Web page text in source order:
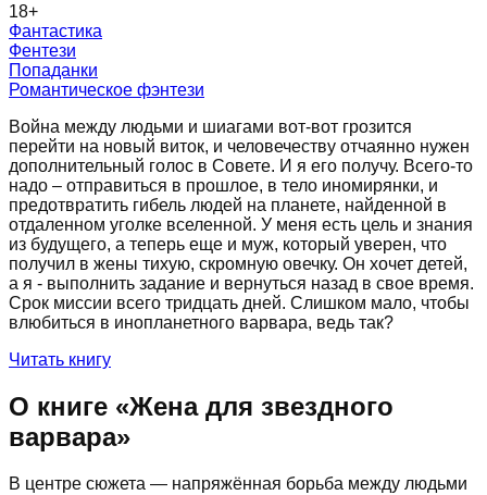
18+
Фантастика
Фентези
Попаданки
Романтическое фэнтези
Война между людьми и шиагами вот-вот грозится
перейти на новый виток, и человечеству отчаянно нужен
дополнительный голос в Совете. И я его получу. Всего-то
надо – отправиться в прошлое, в тело иномирянки, и
предотвратить гибель людей на планете, найденной в
отдаленном уголке вселенной. У меня есть цель и знания
из будущего, а теперь еще и муж, который уверен, что
получил в жены тихую, скромную овечку. Он хочет детей,
а я - выполнить задание и вернуться назад в свое время.
Срок миссии всего тридцать дней. Слишком мало, чтобы
влюбиться в инопланетного варвара, ведь так?
Читать книгу
О книге «Жена для звездного
варвара»
В центре сюжета — напряжённая борьба между людьми